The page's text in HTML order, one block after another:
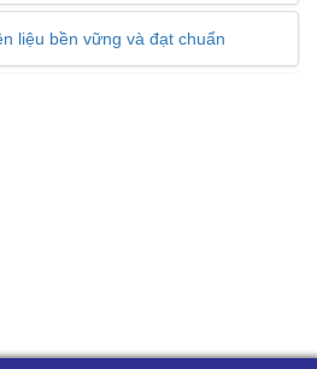
liệu bền vững và đạt chuẩn